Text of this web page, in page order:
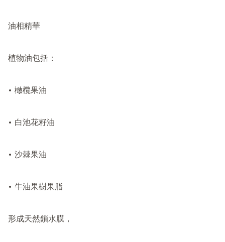
油相精華
植物油包括：
• 橄欖果油
• 白池花籽油
• 沙棘果油
• 牛油果樹果脂
形成天然鎖水膜，